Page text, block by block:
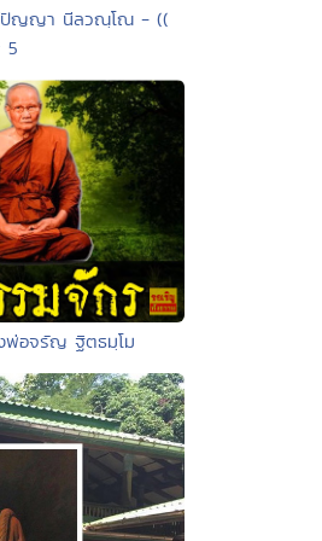
ปัญญา นีลวณฺโณ - ((
5
พ่อจรัญ ฐิตธมฺโม